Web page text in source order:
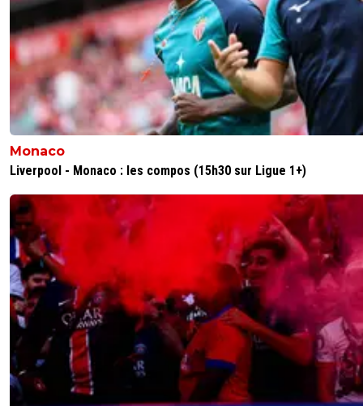
Monaco
Liverpool - Monaco : les compos (15h30 sur Ligue 1+)